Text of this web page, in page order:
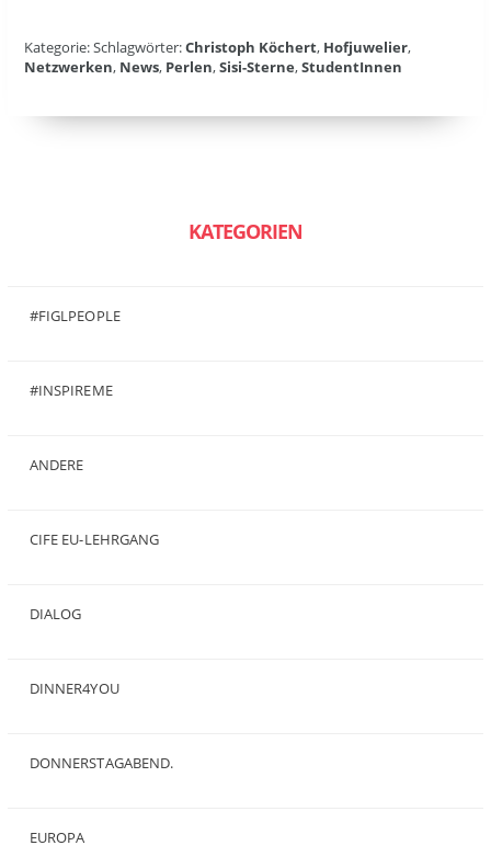
Kategorie: Schlagwörter:Christoph Köchert, Hofjuwelier,
Netzwerken, News, Perlen,Sisi-Sterne,StudentInnen
KATEGORIEN
#FIGLPEOPLE
#INSPIREME
ANDERE
CIFE EU-LEHRGANG
DIALOG
DINNER4YOU
DONNERSTAGABEND.
EUROPA